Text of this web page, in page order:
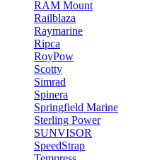
RAM Mount
Railblaza
Raymarine
Ripca
RoyPow
Scotty
Simrad
Spinera
Springfield Marine
Sterling Power
SUNVISOR
SpeedStrap